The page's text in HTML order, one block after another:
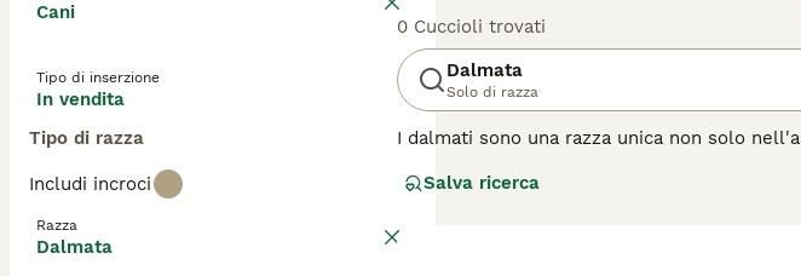
Cani
Tipo di inserzione
In vendita
Tipo di razza
Includi incroci
Razza
Dalmata
0 Cuccioli trovati
Dalmata
Solo di razza
I dalmati sono una razza unica non solo
compagnia estremamente popolari nel
Salva ricerca